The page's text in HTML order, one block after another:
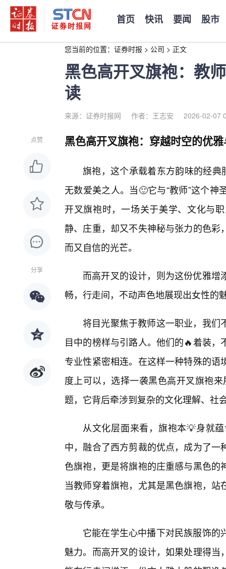
首页 快讯 要闻 股市
您当前的位置： 证券时报 > 公司 > 正文
黑色高开叉旗袍：教
读
来源：证券时报网 作者：王志安 2026-02-07
点赞
分享
黑色高开叉旗袍：穿越时空的优
旗袍，这个承载着东方韵味的经典
无数爱美之人。当🙂它与“教师”这个
开叉旗袍时，一场关于美学、文化与
静、庄重，却又不失神秘与张力的色
而又自信的光芒。
而高开叉的设计，则为这份优雅
畅，行走间，不动声色地展现出女性的
将目光聚焦于教师这一职业，我们
目中的榜样与引路人。他们的🔥着装
专业性紧密相连。在这样一种特殊的
度上可以，选择一袭黑色高开叉旗袍来
题，它背后牵涉到复杂的文化理解、社
从文化层面来看，旗袍本💡身就
中，融合了西方剪裁的优点，成为了
色旗袍，更是将旗袍的庄重感与黑色
当教师穿着旗袍，尤其是黑色旗袍，
敬与传承。
它能在学生心中播下对民族服饰
魅力。而高开叉的设计，如果处理得